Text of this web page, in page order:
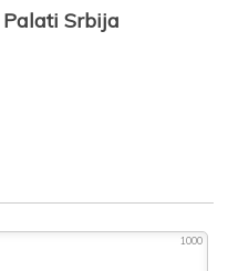
Srbija
1000